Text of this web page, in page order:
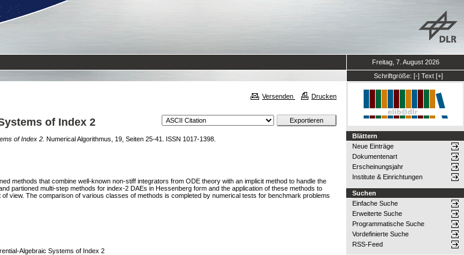
Freitag, 7. August 2026
Schriftgröße: [-] Text [+]
Versenden Drucken
of Index 2
of Index 2. Numerical Algorithmus, 19, Seiten 25-41. ISSN 1017-1398.
methods that combine well-known non-stiff integrators from ODE theory with an implicit method to handle the
partioned multi-step methods for index-2 DAEs in Hessenberg form and the application of these methods to
view. The comparison of various classes of methods is completed by numerical tests for benchmark problems
Algebraic Systems of Index 2
Blättern
Neue Einträge
Dokumentenart
Erscheinungsjahr
Institute & Einrichtungen
Suchen
Einfache Suche
Erweiterte Suche
Programmatische Suche
Vordefinierte Suche
RSS-Feed